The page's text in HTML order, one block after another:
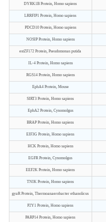
DYRK1B Protein, Homo sapiens
LRRFIP1 Protein, Homo sapiens
PDCD10 Protein, Homo sapiens
NOSIP Protein, Homo sapiens
estZF172 Protein, Pseudomonas putida
IL-4 Protein, Homo sapiens
RGS14 Protein, Homo sapiens
EphA4 Protein, Mouse
SIRT3 Protein, Homo sapiens
EphA2 Protein, Cynomolgus
BRAP Protein, Homo sapiens
EIF3G Protein, Homo sapiens
HCK Protein, Homo sapiens
EGFR Protein, Cynomolgus
EEF2K Protein, Homo sapiens
TNIK Protein, Homo sapiens
gyaR Protein, Thermoanaerobacter ethanolicus
P2Y1 Protein, Homo sapiens
PARP14 Protein, Homo sapiens